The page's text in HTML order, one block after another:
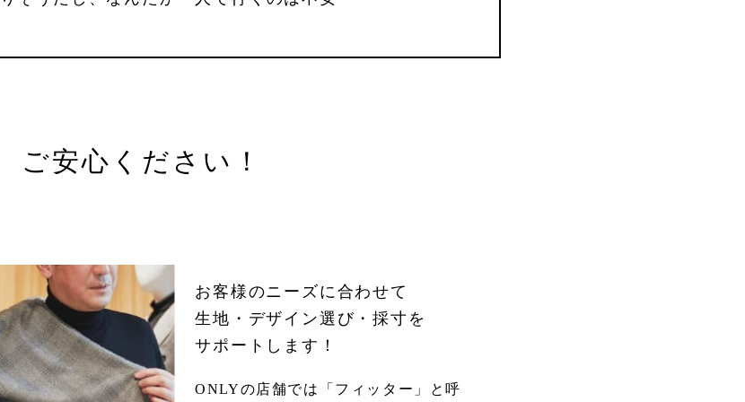
ご安心ください！
お客様のニーズに合わせて
生地・デザイン選び・採寸を
サポートします！
ONLYの店舗では「フィッター」と呼